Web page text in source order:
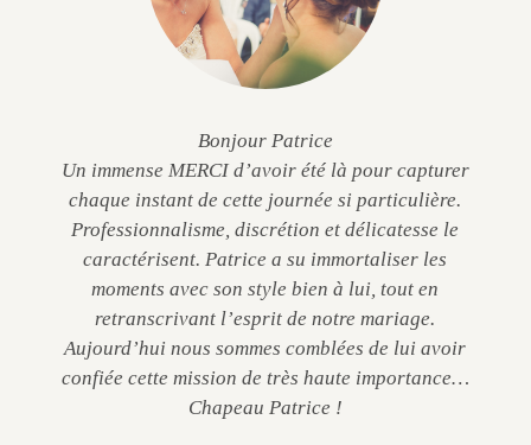
Bonjour Patrice
Un immense MERCI d’avoir été là pour capturer
chaque instant de cette journée si particulière.
Professionnalisme, discrétion et délicatesse le
caractérisent. Patrice a su immortaliser les
moments avec son style bien à lui, tout en
retranscrivant l’esprit de notre mariage.
Aujourd’hui nous sommes comblées de lui avoir
confiée cette mission de très haute importance…
Chapeau Patrice !